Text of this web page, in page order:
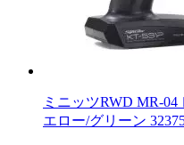
ミニッツRWD MR-04
エロー/グリーン